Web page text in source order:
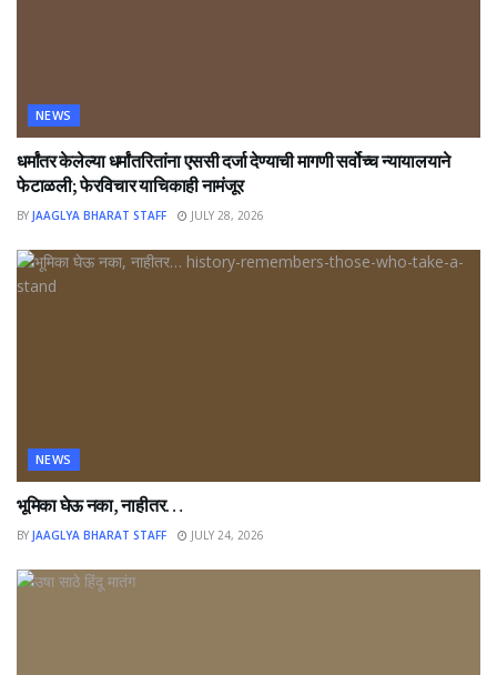
NEWS
धर्मांतर केलेल्या धर्मांतरितांना एससी दर्जा देण्याची मागणी सर्वोच्च न्यायालयाने
फेटाळली; फेरविचार याचिकाही नामंजूर
BY JAAGLYA BHARAT STAFF JULY 28, 2026
NEWS
भूमिका घेऊ नका, नाहीतर…
BY JAAGLYA BHARAT STAFF JULY 24, 2026